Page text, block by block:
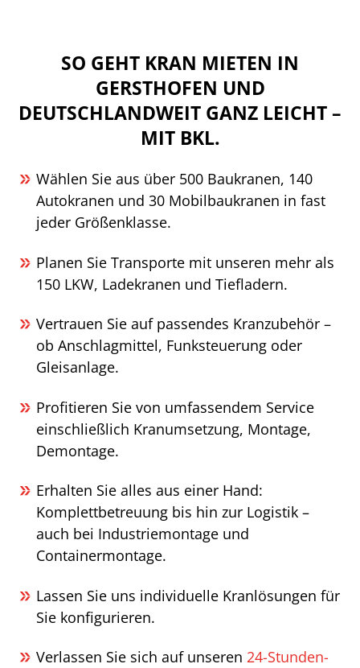
SO GEHT KRAN MIETEN IN
GERSTHOFEN UND
DEUTSCHLANDWEIT GANZ LEICHT –
MIT BKL.
Wählen Sie aus über 500 Baukranen, 140
Autokranen und 30 Mobilbaukranen in fast
jeder Größenklasse.
Planen Sie Transporte mit unseren mehr als
150 LKW, Ladekranen und Tiefladern.
Vertrauen Sie auf passendes Kranzubehör –
ob Anschlagmittel, Funksteuerung oder
Gleisanlage.
Profitieren Sie von umfassendem Service
einschließlich Kranumsetzung, Montage,
Demontage.
Erhalten Sie alles aus einer Hand:
Komplettbetreuung bis hin zur Logistik –
auch bei Industriemontage und
Containermontage.
Lassen Sie uns individuelle Kranlösungen für
Sie konfigurieren.
Verlassen Sie sich auf unseren 24-Stunden-